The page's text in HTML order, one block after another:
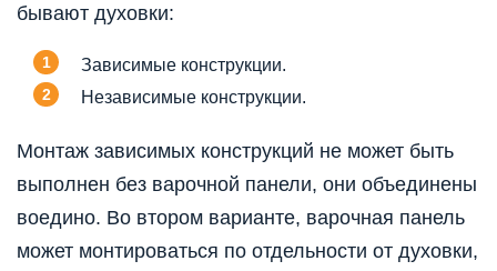
бывают духовки:
Зависимые конструкции.
Независимые конструкции.
Монтаж зависимых конструкций не может быть
выполнен без варочной панели, они объединены
воедино. Во втором варианте, варочная панель
может монтироваться по отдельности от духовки,